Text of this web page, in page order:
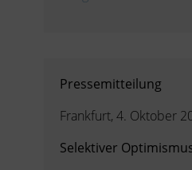
Pressemitteilung
Frankfurt, 4. Oktober
Selektiver